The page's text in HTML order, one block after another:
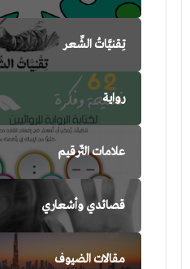
تِقنيَّاتُ الشِّعر
رواية
علامات التّرقيم
قصائدي وأشعاري
مقالات الضيوف